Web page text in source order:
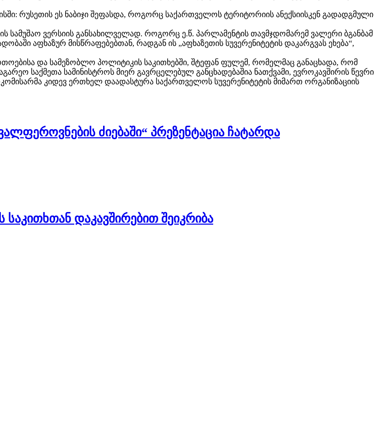
რუსეთის ეს ნაბიჯი შეფასდა, როგორც საქართველოს ტერიტორიის ანექსიისკენ გადადგმული
სამუშაო ვერსიის განსახილველად. როგორც ე.წ. პარლამენტის თავმჯდომარემ ვალერი ბგანბამ
აფხაზურ მისწრაფებებთან, რადგან ის „აფხაზეთის სუვერენიტეტის დაკარგვას ეხება“,
და სამეზობლო პოლიტიკის საკითხებში, შტეფან ფულემ, რომელმაც განაცხადა, რომ
საქმეთა სამინისტროს მიერ გავრცელებულ განცხადებაშია ნათქვამი, ევროკავშირის წევრი
კიდევ ერთხელ დაადასტურა საქართველოს სუვერენიტეტის მიმართ ორგანიზაციის
ძიებაში“ პრეზენტაცია ჩატარდა
დაკავშირებით შეიკრიბა